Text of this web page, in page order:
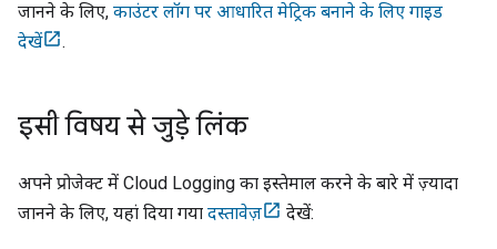
जानने के लिए, काउंटर लॉग पर आधारित मेट्रिक बनाने के लिए गाइड
देखें
.
इसी विषय से जुड़े लिंक
अपने प्रोजेक्ट में Cloud Logging का इस्तेमाल करने के बारे में ज़्यादा
जानने के लिए, यहां दिया गया दस्तावेज़ देखें: